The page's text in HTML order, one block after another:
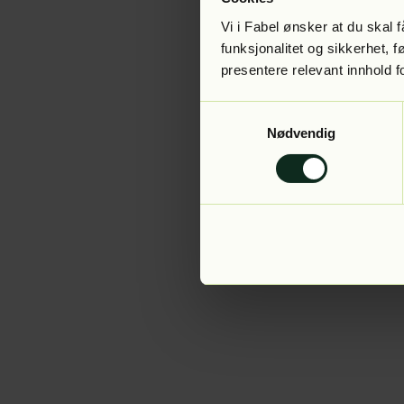
Vi i Fabel ønsker at du skal
funksjonalitet og sikkerhet,
presentere relevant innhold
Nødvendig
Application